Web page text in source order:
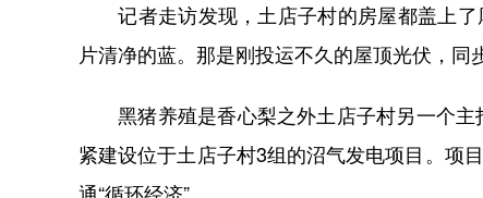
记者走访发现，土店子村的房屋都盖上了
片清净的蓝。那是刚投运不久的屋顶光伏，同
黑猪养殖是香心梨之外土店子村另一个主
紧建设位于土店子村3组的沼气发电项目。项
通“循环经济”。